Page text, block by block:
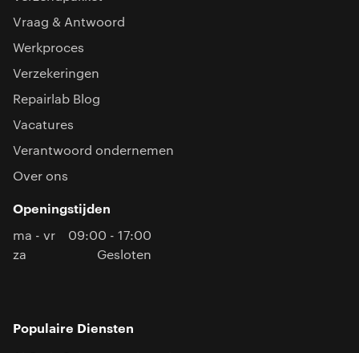
Vraag & Antwoord
Werkproces
Verzekeringen
Repairlab Blog
Vacatures
Verantwoord ondernemen
Over ons
Openingstijden
ma - vr
09:00 - 17:00
za
Gesloten
Populaire Diensten